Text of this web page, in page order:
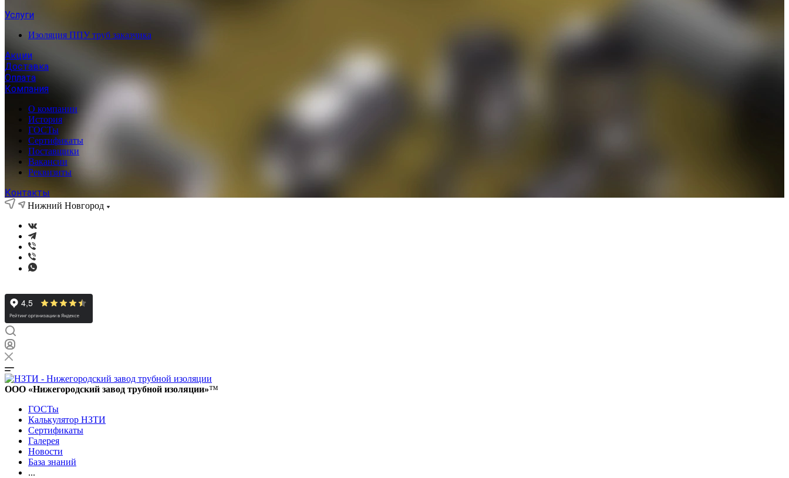
Услуги
Изоляция ППУ труб заказчика
Акции
Доставка
Оплата
Компания
О компании
История
ГОСТы
Сертификаты
Поставщики
Вакансии
Реквизиты
Контакты
Нижний Новгород
ООО «Нижегородский завод трубной изоляции»™
ГОСТы
Калькулятор НЗТИ
Сертификаты
Галерея
Новости
База знаний
...